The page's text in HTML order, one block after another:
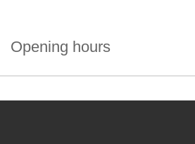
Opening hours